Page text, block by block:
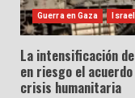
Guerra en Gaza Israel
La intensificación
en riesgo el
crisis humanitaria